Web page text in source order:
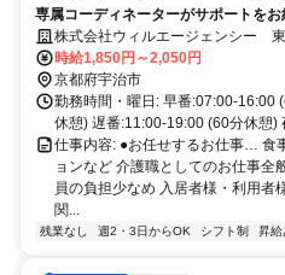
専属コーディネーターがサポートを
中！ご就業後もサポートがありあな
りますので、ご安心ください！
株式会社ウィルエージェンシー
時給1,850円～2,050円
京都府宇治市
勤務時間・曜日: 早番:07:00-16:00
休憩) 遅番:11:00-19:00 (60分休憩)
仕事内容: ●お任せするお仕事… 食
ョンなど 介護職としてのお仕事
員の負担少なめ 入居者様・利用者
関...
残業なし 週2・3日からOK シフト制 昇給